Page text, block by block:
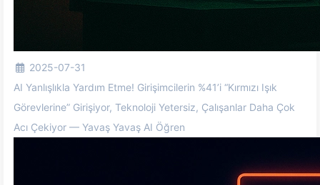
2025-07-31
AI Yanlışlıkla Yardım Etme! Girişimcilerin %41’i “Kırmızı Işık
Görevlerine” Girişiyor, Teknoloji Yetersiz, Çalışanlar Daha Çok
Acı Çekiyor — Yavaş Yavaş AI Öğren